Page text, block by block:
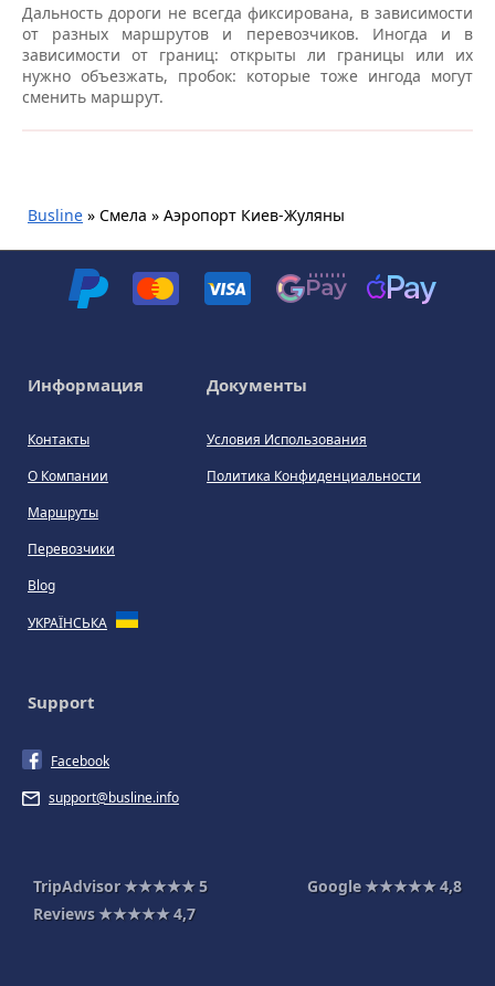
Дальность дороги не всегда фиксирована, в зависимости
от разных маршрутов и перевозчиков. Иногда и в
зависимости от границ: открыты ли границы или их
нужно объезжать, пробок: которые тоже ингода могут
сменить маршрут.
Busline » Смела » Аэропорт Киев-Жуляны
Информация
Контакты
О Компании
Маршруты
Перевозчики
Blog
УКРАЇНСЬКА
Документы
Условия Использования
Политика Конфиденциальности
Support
Facebook
support@busline.info
TripAdvisor ★★★★★5 Google ★★★★★4,8
Reviews ★★★★★4,7